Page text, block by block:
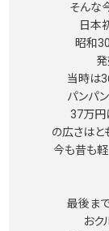
そんな
日本
昭和
発
当時は
パンパ
37万円
の広さはと
今も昔も
最後ま
おク